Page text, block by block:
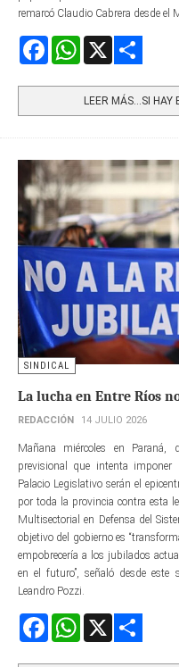
remarcó Claudio Cabrera desde el
FacebookWhatsApp
LEER MÁS…SI HAY
SINDICAL
La lucha en Entre Ríos
REDACCIÓN 14 JULIO 2026
Mañana miércoles en Paraná,
previsional que intenta imponer
Palacio Legislativo serán el
por toda la provincia contra esta
Multisectorial en Defensa del
objetivo del gobierno es
empobrecería a los jubilados
en el futuro”, señaló desde este
Leandro Pozzi.
FacebookWhatsApp